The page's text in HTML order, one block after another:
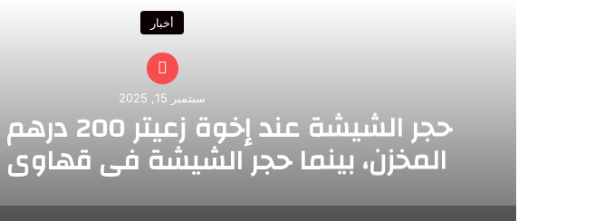
حجر الشيشة عند إخوة زعيتر 200 درهم تحت حماية
المخزن، بينما حجر الشيشة في قهاوي الفقراء 50
الإتاوة… أين العدل يا مخزن؟